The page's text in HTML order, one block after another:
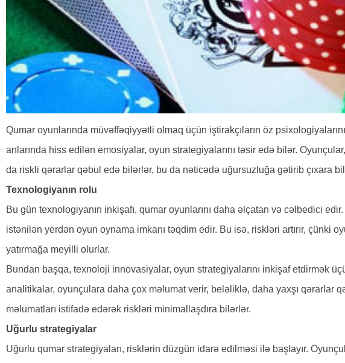
Qumar oyunlarında müvəffəqiyyətli olmaq üçün iştirakçıların öz
anlarında hiss edilən emosiyalar, oyun strategiyalarını təsir edə bilər.
da riskli qərarlar qəbul edə bilərlər, bu da nəticədə uğursuzluğa gətirib çıxara
Texnologiyanın rolu
Bu gün texnologiyanın inkişafı, qumar oyunlarını daha əlçatan və cəlbedici
istənilən yerdən oyun oynama imkanı təqdim edir. Bu isə, riskləri artırır, çünki
yatırmağa meyilli olurlar.
Bundan başqa, texnoloji innovasiyalar, oyun strategiyalarını inkişaf etdirmək
analitikalar, oyunçulara daha çox məlumat verir, beləliklə, daha yaxşı qərarlar
məlumatları istifadə edərək riskləri minimallaşdıra bilərlər.
Uğurlu strategiyalar
Uğurlu qumar strategiyaları, risklərin düzgün idarə edilməsi ilə başlayır.